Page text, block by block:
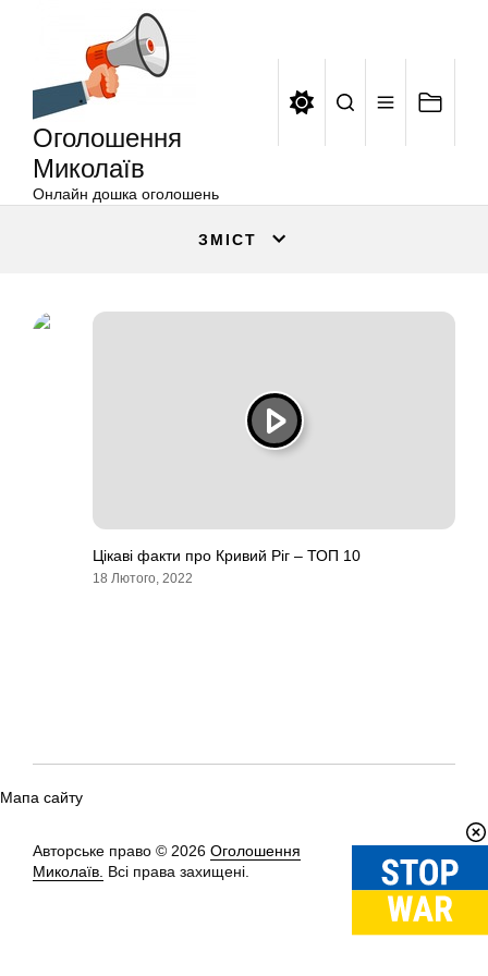
Оголошення
Миколаїв
Онлайн дошка оголошень
ЗМІСТ
Цікаві факти про Кривий Ріг – ТОП 10
18 Лютого, 2022
Мапа сайту
Авторське право © 2026 Оголошення
Миколаїв. Всі права захищені.
Вгору↑